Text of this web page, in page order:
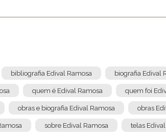
bibliografia Edival Ramosa biografia Edival
quem é Edival Ramosa quem foi
obras e biografia Edival Ramosa obras
sobre Edival Ramosa telas